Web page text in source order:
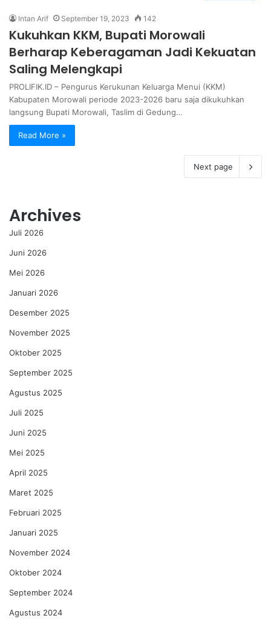
Intan Arif September 19, 2023 142
Kukuhkan KKM, Bupati Morowali
Berharap Keberagaman Jadi Kekuatan
Saling Melengkapi
PROLIFIK.ID – Pengurus Kerukunan Keluarga Menui (KKM)
Kabupaten Morowali periode 2023-2026 baru saja dikukuhkan
langsung Bupati Morowali, Taslim di Gedung…
Read More »
Next page
Archives
Juli 2026
Juni 2026
Mei 2026
Januari 2026
Desember 2025
November 2025
Oktober 2025
September 2025
Agustus 2025
Juli 2025
Juni 2025
Mei 2025
April 2025
Maret 2025
Februari 2025
Januari 2025
November 2024
Oktober 2024
September 2024
Agustus 2024